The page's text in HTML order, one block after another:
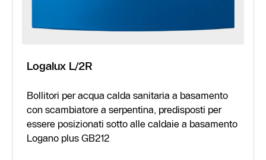
Logalux L/2R
Bollitori per acqua calda sanitaria a basamento
con scambiatore a serpentina, predisposti per
essere posizionati sotto alle caldaie a basamento
Logano plus GB212